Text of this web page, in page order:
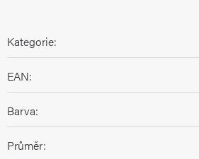
Kategorie:
EAN:
Barva:
Průměr: